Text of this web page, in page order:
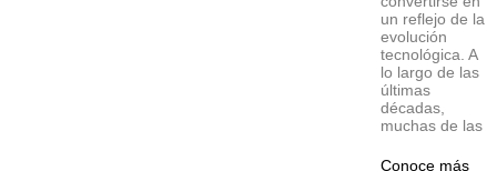
un reflejo de la
evolución
tecnológica. A
lo largo de las
últimas
décadas,
muchas de las
Conoce más